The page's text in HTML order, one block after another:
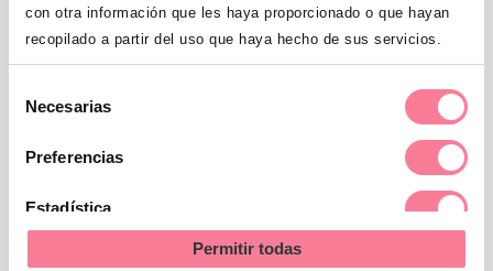
con otra información que les haya proporcionado o que hayan
recopilado a partir del uso que haya hecho de sus servicios.
Necesarias
Preferencias
Estadística
Permitir todas
Nombre de Manuela en otras
lenguas o idiomas
francés